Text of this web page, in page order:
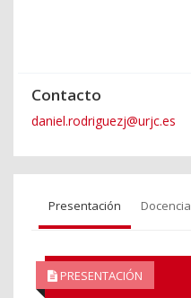
Contacto
daniel.rodriguezj@urjc.es
Presentación Docencia
PRESENTACIÓN